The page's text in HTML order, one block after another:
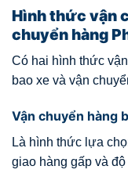
Hình thức vận
chuyển hàng
Có hai hình thức
bao xe và vận
Vận chuyển hàng
Là hình thức lựa
giao hàng gấp và